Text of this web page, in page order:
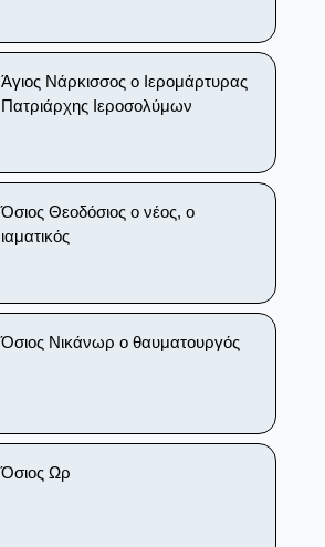
Άγιος Νάρκισσος ο Ιερομάρτυρας
Πατριάρχης Ιεροσολύμων
Όσιος Θεοδόσιος ο νέος, ο
ιαματικός
Όσιος Νικάνωρ ο θαυματουργός
Όσιος Ωρ